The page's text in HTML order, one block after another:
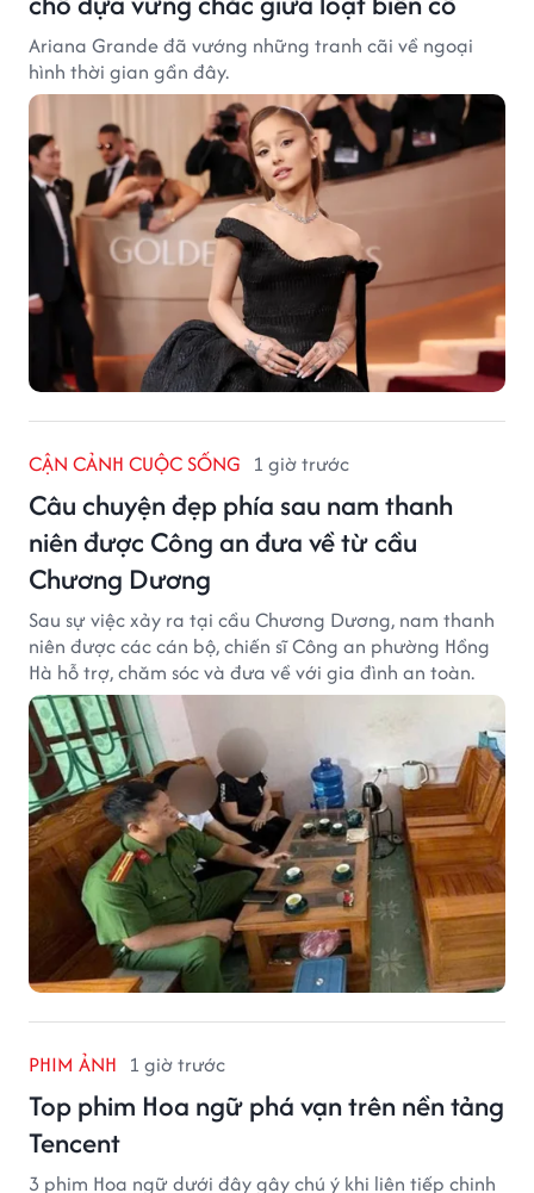
Ariana Grande đã vướng những tranh cãi về ngoại
hình thời gian gần đây.
CẬN CẢNH CUỘC SỐNG 1 giờ trước
Câu chuyện đẹp phía sau nam thanh
niên được Công an đưa về từ cầu
Chương Dương
Sau sự việc xảy ra tại cầu Chương Dương, nam thanh
niên được các cán bộ, chiến sĩ Công an phường Hồng
Hà hỗ trợ, chăm sóc và đưa về với gia đình an toàn.
PHIM ẢNH 1 giờ trước
Top phim Hoa ngữ phá vạn trên nền tảng
Tencent
3 phim Hoa ngữ dưới đây gây chú ý khi liên tiếp chinh